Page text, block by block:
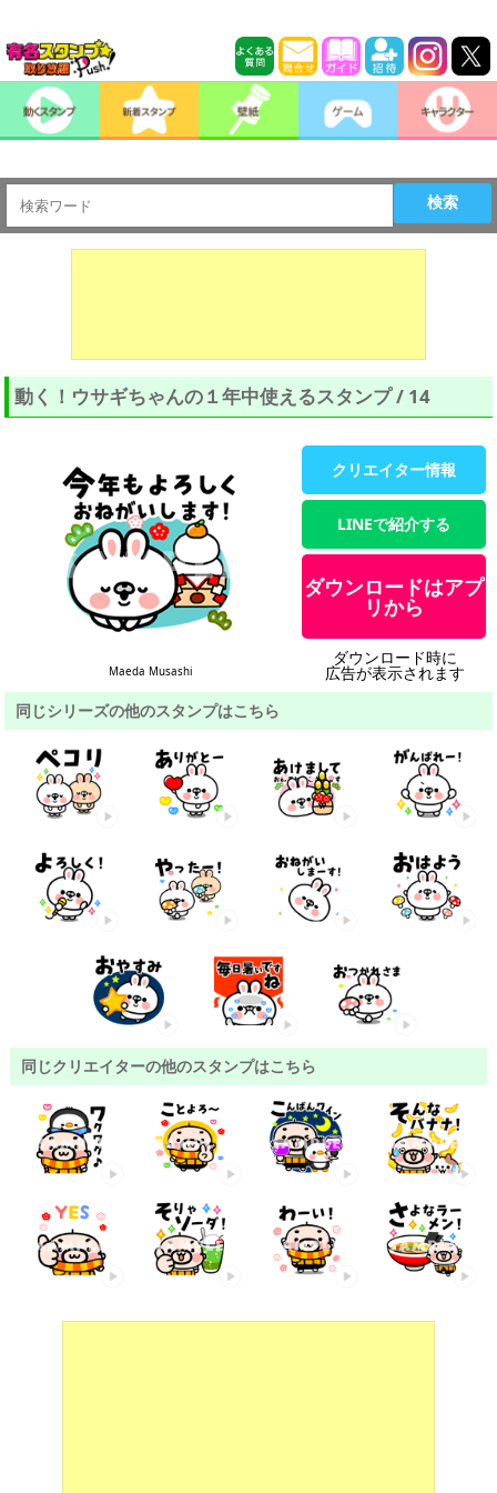
検索
動く！ウサギちゃんの１年中使えるスタンプ / 14
Maeda Musashi
クリエイター情報
LINEで紹介する
ダウンロードはアプ
リから
ダウンロード時に
広告が表示されます
同じシリーズの他のスタンプはこちら
同じクリエイターの他のスタンプはこちら